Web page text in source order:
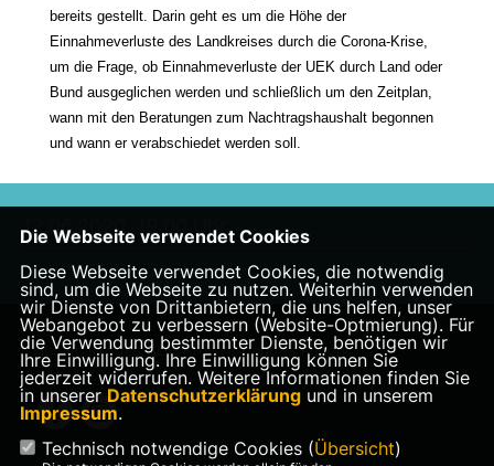
bereits gestellt. Darin geht es um die Höhe der
Einnahmeverluste des Landkreises durch die Corona-Krise,
um die Frage, ob Einnahmeverluste der UEK durch Land oder
Bund ausgeglichen werden und schließlich um den Zeitplan,
wann mit den Beratungen zum Nachtragshaushalt begonnen
und wann er verabschiedet werden soll.
12.06.2020, 19:00 Uhr
Homepage des CDU Kreisverbandes Aurich
Die Webseite verwendet Cookies
Diese Webseite verwendet Cookies, die notwendig
sind, um die Webseite zu nutzen. Weiterhin verwenden
wir Dienste von Drittanbietern, die uns helfen, unser
Webangebot zu verbessern (Website-Optmierung). Für
die Verwendung bestimmter Dienste, benötigen wir
Ihre Einwilligung. Ihre Einwilligung können Sie
jederzeit widerrufen. Weitere Informationen finden Sie
in unserer Datenschutzerklärungund in unserem
Impressum.
Technisch notwendige Cookies (Übersicht)